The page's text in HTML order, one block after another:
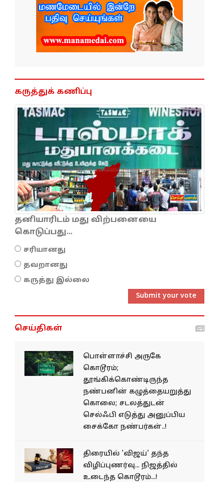
கருத்துக் கணிப்பு
தனியாரிடம் மது விற்பனையை
கொடுப்பது...
சரியானது
தவறானது
கருத்து இல்லை
Submit your vote
செய்திகள்
பொள்ளாச்சி அருகே
கொடூரம்;
தூங்கிக்கொண்டிருந்த
நண்பனின் கழுத்தையறுத்து
கொலை; சடலத்துடன்
செல்ஃபி எடுத்து அனுப்பிய
சைக்கோ நண்பர்கள்..!
திரையில் 'விஜய்' தந்த
விழிப்புணர்வு... நிஜத்தில்
உடைந்த கொடூரம்...!